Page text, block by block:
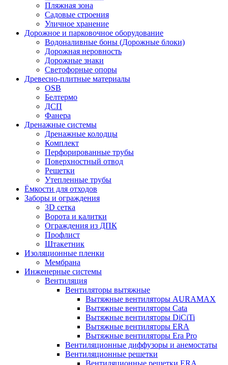
Пляжная зона
Садовые строения
Уличное хранение
Дорожное и парковочное оборудование
Водоналивные боны (Дорожные блоки)
Дорожная неровность
Дорожные знаки
Светофорные опоры
Древесно-плитные материалы
OSB
Белтермо
ДСП
Фанера
Дренажные системы
Дренажные колодцы
Комплект
Перфорированные трубы
Поверхностный отвод
Решетки
Утепленные трубы
Ёмкости для отходов
Заборы и ограждения
3D сетка
Ворота и калитки
Ограждения из ДПК
Профлист
Штакетник
Изоляционные пленки
Мембрана
Инженерные системы
Вентиляция
Вентиляторы вытяжные
Вытяжные вентиляторы AURAMAX
Вытяжные вентиляторы Cata
Вытяжные вентиляторы DiCiTi
Вытяжные вентиляторы ERA
Вытяжные вентиляторы Era Pro
Вентиляционные диффузоры и анемостаты
Вентиляционные решетки